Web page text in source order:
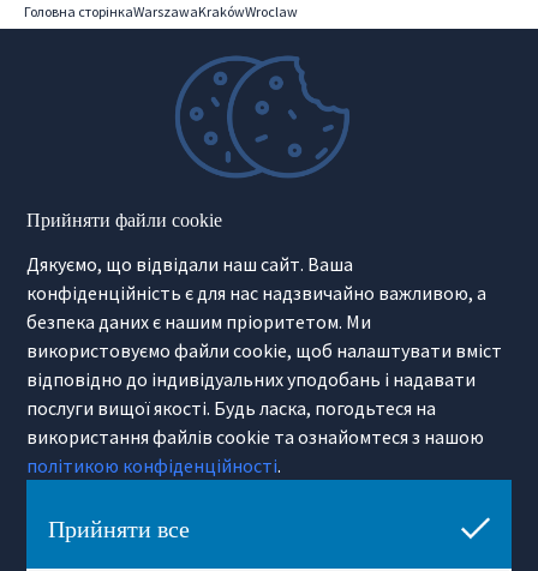
Головна сторінкаWarszawaKrakówWroclaw
Iнвестиції
Управління нерухомістю
Оренда офісів
Fit-out
Кредити
Міжнародна нерухомість
Нерухомість Поза Ринком
Інвестиційна нерухомість
Second Home
Готельний оператор
Маркетинг для девелоперів
Продаж девелоперських інвестицій
Інформація
Технологія
Прийняти файли cookie
Дякуємо, що відвідали наш сайт. Ваша
конфіденційність є для нас надзвичайно важливою, а
безпека даних є нашим пріоритетом. Ми
використовуємо файли cookie, щоб налаштувати вміст
відповідно до індивідуальних уподобань і надавати
послуги вищої якості. Будь ласка, погодьтеся на
використання файлів cookie та ознайомтеся з нашою
політикою конфіденційності.
Прийняти все